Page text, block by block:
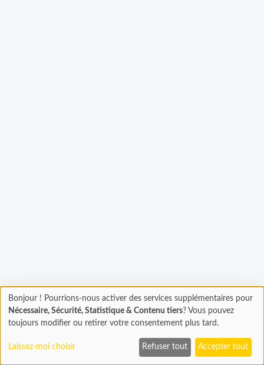
Chargement
En cours...
Bonjour ! Pourrions-nous activer des services supplémentaires pour
Nécessaire, Sécurité, Statistique & Contenu tiers? Vous pouvez
toujours modifier ou retirer votre consentement plus tard.
Laissez-moi choisir Refuser tout Accepter tout